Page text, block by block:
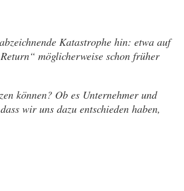
Katastrophe hin: etwa auf
möglicherweise schon früher
können? Ob es Unternehmer und
wir uns dazu entschieden haben,